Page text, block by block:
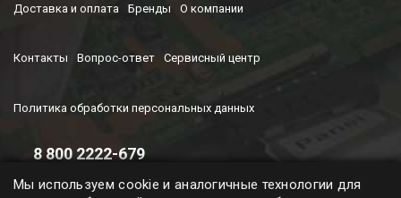
Доставка и оплата Бренды О компании
Контакты Вопрос-ответ Сервисный центр
Политика обработки персональных данных
8 800 2222-679
с 9-00 до 19-00 (ПН-ПТ)
Мы используем cookie и аналогичные технологии для